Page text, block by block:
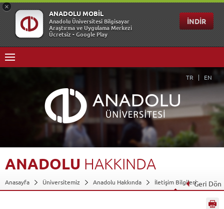
TR EN
ANADOLU HAKKINDA
Anasayfa Üniversitemiz Anadolu Hakkında İletişim BilgileriGeri Dön